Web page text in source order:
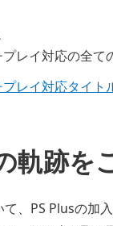
レイ対応の全て
レイ対応タイト
軌跡を
、PS Plusの加